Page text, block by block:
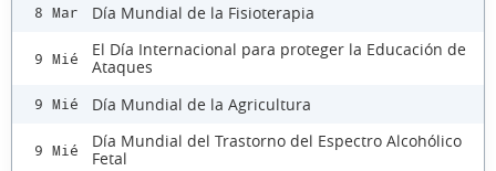
8 Mar Día Mundial de la Fisioterapia
9 Mié
El Día Internacional para proteger la Educación de
Ataques
9 Mié Día Mundial de la Agricultura
9 Mié
Día Mundial del Trastorno del Espectro Alcohólico
Fetal